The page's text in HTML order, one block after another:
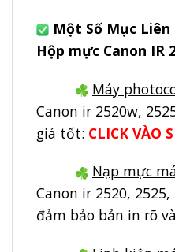
Một Số Mục Liên
Hộp mực Canon IR
Máy
Canon ir 2520w,
giá tốt: CLICK VÀO
Nạp mực
Canon ir 2520,
đảm bảo bản in rõ